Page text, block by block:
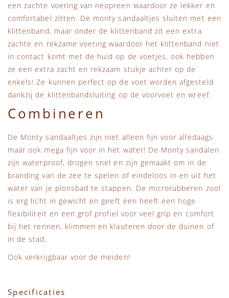
Tiny Cottons
een zachte voering van neopreen waardoor ze lekker en
comfortabel zitten. De monty sandaaltjes sluiten met een
klittenband, maar onder de klittenband zit een extra
zachte en rekzame voering waardoor het klittenband niet
in contact komt met de huid op de voetjes, ook hebben
ze een extra zacht en rekzaam stukje achter op de
enkels! Ze kunnen perfect op de voet worden afgesteld
dankzij de klittenbandsluiting op de voorvoet en wreef.
Combineren
De Monty sandaaltjes zijn niet alleen fijn voor alledaags
maar ook mega fijn voor in het water! De Monty sandalen
zijn waterproof, drogen snel en zijn gemaakt om in de
branding van de zee te spelen of eindeloos in en uit het
water van je plonsbad te stappen. De microrubberen zool
is erg licht in gewicht en geeft een heeft een hoge
flexibiliteit en een grof profiel voor veel grip en comfort
bij het rennen, klimmen en klauteren door de duinen of
in de stad.
Ook verkrijgbaar voor de meiden!
Specificaties